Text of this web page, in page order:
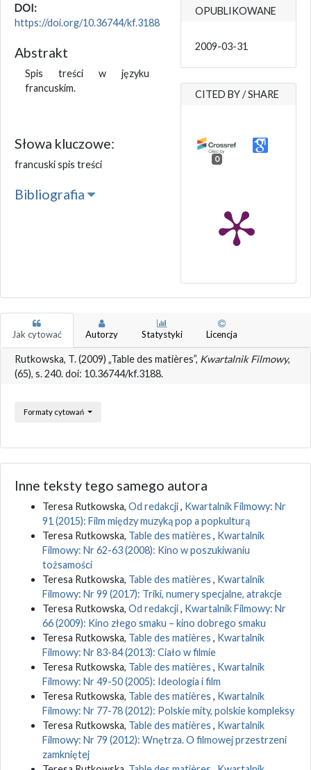
DOI:
https://doi.org/10.36744/kf.3188
Abstrakt
Spis treści w języku
francuskim.
Słowa kluczowe:
francuski spis treści
Bibliografia
OPUBLIKOWANE
2009-03-31
CITED BY / SHARE
0
Jak cytować Autorzy Statystyki Licencja
Rutkowska, T. (2009) „Table des matières”, Kwartalnik Filmowy,
(65), s. 240. doi: 10.36744/kf.3188.
Formaty cytowań
Inne teksty tego samego autora
Teresa Rutkowska, Od redakcji, Kwartalnik Filmowy: Nr
91 (2015): Film między muzyką pop a popkulturą
Teresa Rutkowska, Table des matières , Kwartalnik
Filmowy: Nr 62-63 (2008): Kino w poszukiwaniu
tożsamości
Teresa Rutkowska, Table des matières , Kwartalnik
Filmowy: Nr 99 (2017): Triki, numery specjalne, atrakcje
Teresa Rutkowska, Od redakcji, Kwartalnik Filmowy: Nr
66 (2009): Kino złego smaku – kino dobrego smaku
Teresa Rutkowska, Table des matières , Kwartalnik
Filmowy: Nr 83-84 (2013): Ciało w filmie
Teresa Rutkowska, Table des matières , Kwartalnik
Filmowy: Nr 49-50 (2005): Ideologia i film
Teresa Rutkowska, Table des matières , Kwartalnik
Filmowy: Nr 77-78 (2012): Polskie mity, polskie kompleksy
Teresa Rutkowska, Table des matières , Kwartalnik
Filmowy: Nr 79 (2012): Wnętrza. O filmowej przestrzeni
zamkniętej